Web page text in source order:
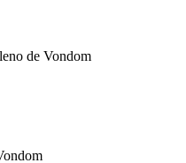
de Vondom